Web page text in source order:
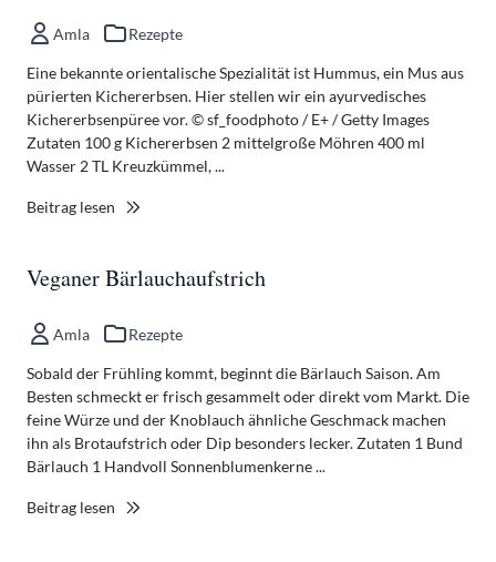
Amla Rezepte
Eine bekannte orientalische Spezialität ist Hummus, ein Mus aus
pürierten Kichererbsen. Hier stellen wir ein ayurvedisches
Kichererbsenpüree vor. © sf_foodphoto / E+ / Getty Images
Zutaten 100 g Kichererbsen 2 mittelgroße Möhren 400 ml
Wasser 2 TL Kreuzkümmel, ...
Beitrag lesen
Veganer Bärlauchaufstrich
Amla Rezepte
Sobald der Frühling kommt, beginnt die Bärlauch Saison. Am
Besten schmeckt er frisch gesammelt oder direkt vom Markt. Die
feine Würze und der Knoblauch ähnliche Geschmack machen
ihn als Brotaufstrich oder Dip besonders lecker. Zutaten 1 Bund
Bärlauch 1 Handvoll Sonnenblumenkerne ...
Beitrag lesen